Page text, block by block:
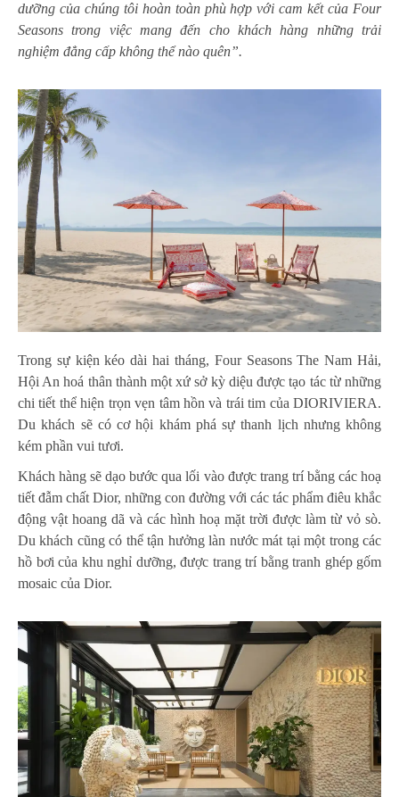
dưỡng của chúng tôi hoàn toàn phù hợp với cam kết của Four
Seasons trong việc mang đến cho khách hàng những trải
nghiệm đẳng cấp không thể nào quên”.
Trong sự kiện kéo dài hai tháng, Four Seasons The Nam Hải,
Hội An hoá thân thành một xứ sở kỳ diệu được tạo tác từ những
chi tiết thể hiện trọn vẹn tâm hồn và trái tim của DIORIVIERA.
Du khách sẽ có cơ hội khám phá sự thanh lịch nhưng không
kém phần vui tươi.
Khách hàng sẽ dạo bước qua lối vào được trang trí bằng các hoạ
tiết đẫm chất Dior, những con đường với các tác phẩm điêu khắc
động vật hoang dã và các hình hoạ mặt trời được làm từ vỏ sò.
Du khách cũng có thể tận hưởng làn nước mát tại một trong các
hồ bơi của khu nghỉ dưỡng, được trang trí bằng tranh ghép gốm
mosaic của Dior.